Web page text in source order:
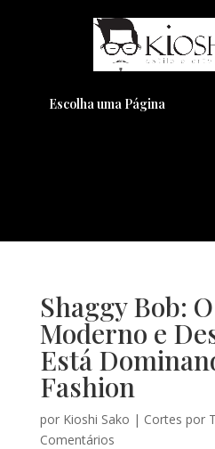
Escolha uma Página
Shaggy Bob:
Moderno e
Está
Fashion
por Kioshi Sako | Cortes por
Comentários
Pensando em